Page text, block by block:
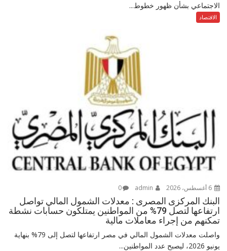
الاجتماعي بشأن ظهور خطوط...
الاقتصاد
6 أغسطس، 2026 0
البنك المركزى المصرى : معدلات الشمول المالي تواصل
ارتفاعها لتصل 79% من المواطنين يمتلكون حسابات نشطة
تمكنهم من إجراء معاملات مالية
واصلت معدلات الشمول المالي في مصر ارتفاعها لتصل إلى 79% بنهاية
يونيو 2026، ليصبح عدد المواطنين...